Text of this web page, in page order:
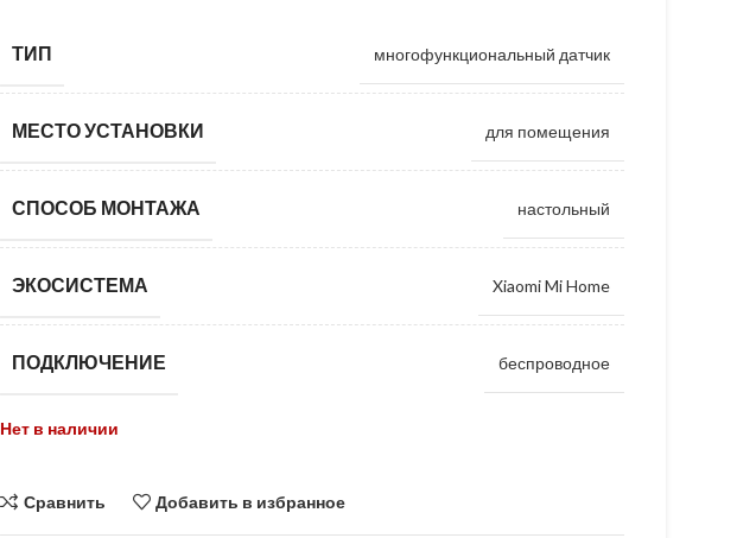
ТИП многофункциональный датчик
МЕСТО УСТАНОВКИ для помещения
СПОСОБ МОНТАЖА настольный
ЭКОСИСТЕМА Xiaomi Mi Home
ПОДКЛЮЧЕНИЕ беспроводное
Нет в наличии
Сравнить Добавить в избранное